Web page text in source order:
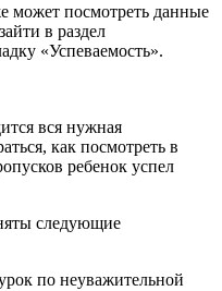
может посмотреть данные
в раздел
«Успеваемость».
вся нужная
как посмотреть в
ребенок успел
следующие
по неуважительной